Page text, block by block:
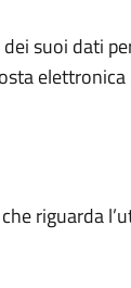
suoi dati
elettronica
riguarda